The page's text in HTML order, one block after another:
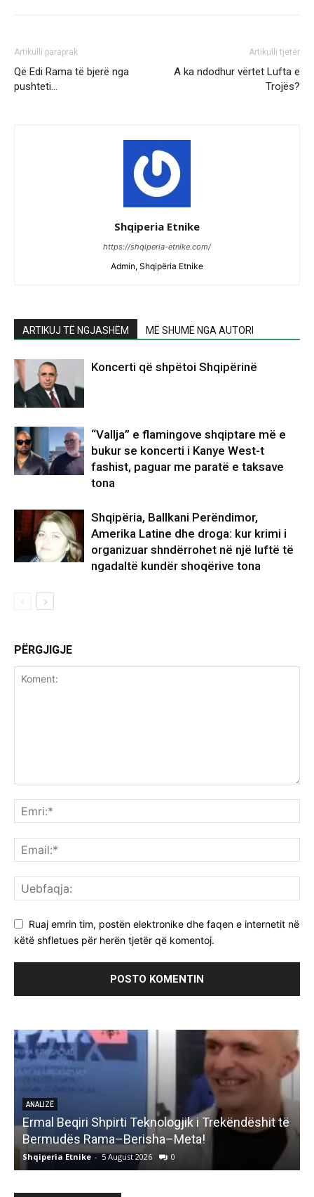
Artikulli paraprak
Që Edi Rama të bjerë nga
pushteti…
Artikulli tjetër
A ka ndodhur vërtet Lufta e
Trojës?
Shqiperia Etnike
https://shqiperia-etnike.com/
Admin, Shqipëria Etnike
ARTIKUJ TË NGJASHËM MË SHUMË NGA AUTORI
Koncerti që shpëtoi Shqipërinë
“Vallja” e flamingove shqiptare më e
bukur se koncerti i Kanye West-t
fashist, paguar me paratë e taksave
tona
Shqipëria, Ballkani Perëndimor,
Amerika Latine dhe droga: kur krimi i
organizuar shndërrohet në një luftë të
ngadaltë kundër shoqërive tona
PËRGJIGJE
Ruaj emrin tim, postën elektronike dhe faqen e internetit në
këtë shfletues për herën tjetër që komentoj.
ANALIZË
Ermal Beqiri Shpirti Teknologjik i Trekëndëshit të
Bermudës Rama–Berisha–Meta!
Shqiperia Etnike - 5 August 2026 0